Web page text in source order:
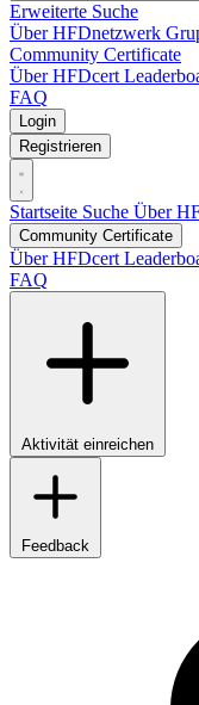
Erweiterte Suche
Über HFDnetzwerk
Community Certificate
Über HFDcert
FAQ
Login
Registrieren
Startseite Suche Über
Community Certificate
Über HFDcert
FAQ
Aktivität einreichen
Feedback